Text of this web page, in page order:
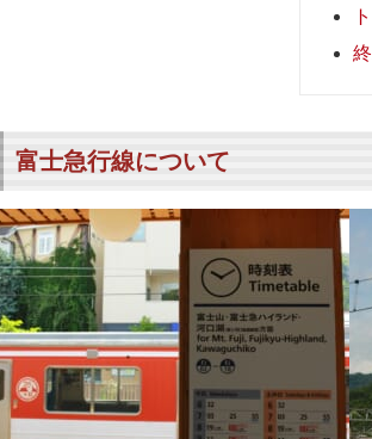
富士急行線について